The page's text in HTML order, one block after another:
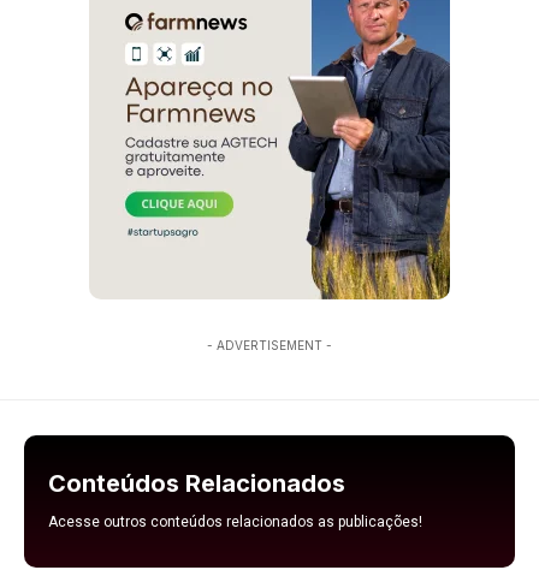
- ADVERTISEMENT -
Conteúdos Relacionados
Acesse outros conteúdos relacionados as publicações!